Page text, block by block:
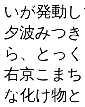
いが発動
夕波みつ
ら、とっ
右京こま
な化け物